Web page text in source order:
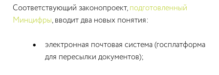
Соответствующий законопроект, подготовленный
Минцифры, вводит два новых понятия:
электронная почтовая система (госплатформа
для пересылки документов);